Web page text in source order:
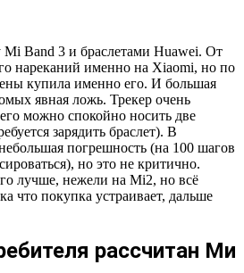
Band 3 и браслетами Huawei. От
нареканий именно на Xiaomi, но по
купила именно его. И большая
явная ложь. Трекер очень
можно спокойно носить две
зарядить браслет). В
погрешность (на 100 шагов
но это не критично.
лучше, нежели на Mi2, но всё
что покупка устраивает, дальше
рассчитан Ми